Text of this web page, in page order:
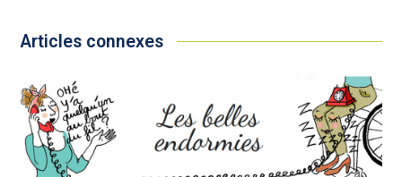
Articles connexes